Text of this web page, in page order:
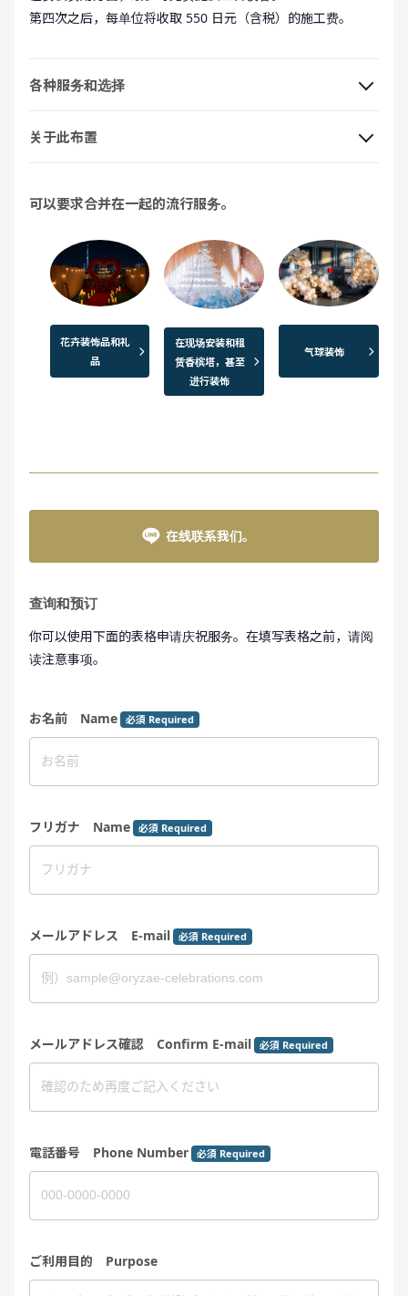
第四次之后，每单位将收取 550 日元（含税）的施工费。
各种服务和选择
关于此布置
可以要求合并在一起的流行服务。
花卉装饰品和礼
品
在现场安装和租
赁香槟塔，甚至
进行装饰
气球装饰
在线联系我们。
查询和预订
你可以使用下面的表格申请庆祝服务。在填写表格之前，请阅
读注意事项。
お名前 Name 必須 Required
フリガナ Name 必須 Required
メールアドレス E-mail 必須 Required
メールアドレス確認 Confirm E-mail 必須 Required
電話番号 Phone Number 必須 Required
ご利用目的 Purpose